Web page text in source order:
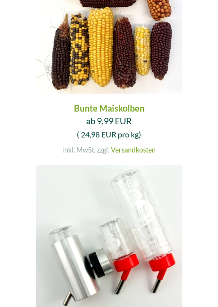
Bunte Maiskolben
ab 9,99 EUR
( 24,98 EUR pro kg)
inkl. MwSt. zzgl. Versandkosten